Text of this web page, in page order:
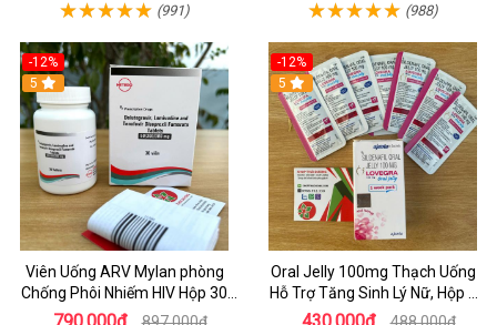
(991) (988)
-12%
5
Viên Uống ARV Mylan phòng
Chống Phôi Nhiếm HIV Hộp 30
viên
-12%
5
Oral Jelly 100mg Thạch Uống
Hỗ Trợ Tăng Sinh Lý Nữ, Hộp 7
Gói